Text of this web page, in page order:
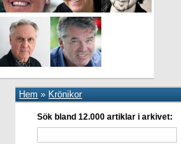
Hem » Krönikor
Sök bland 12.000 artiklar i arkivet: